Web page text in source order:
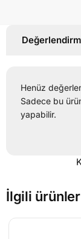
Henüz
Sadece bu
yapabilir.
İlgili ürünler